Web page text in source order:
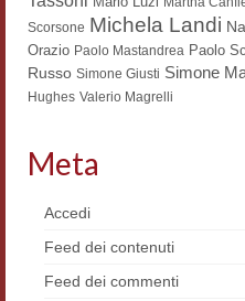
Pubblicazioni
Hagiographica
Koreanische
Atti di convegno
Scorsone Michela Landi
Orazio Paolo Mastandrea Paolo
Russo Simone Giusti Simone
Hughes Valerio Magrelli
Meta
Accedi
Feed dei contenuti
Feed dei commenti